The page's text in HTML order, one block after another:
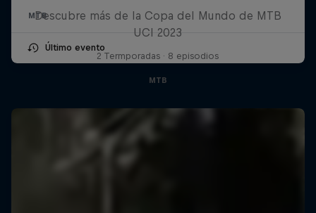
MTB
Último evento
Descubre más de la Copa del Mundo de MTB
UCI 2023
2 Termporadas · 8 episodios
MTB